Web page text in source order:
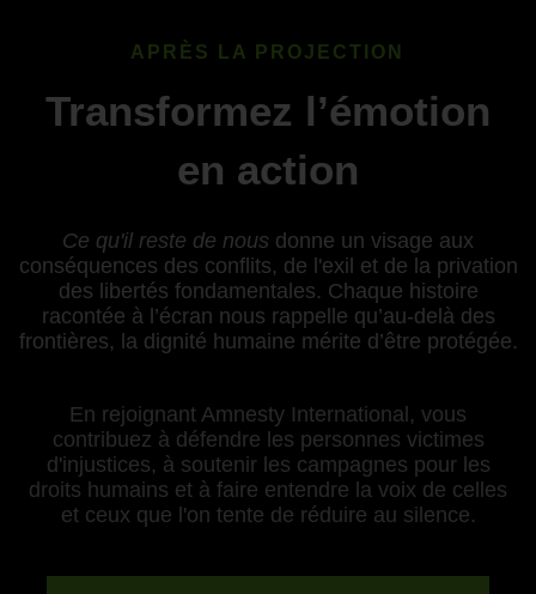
APRÈS LA PROJECTION
Transformez l’émotion
en action
Ce qu'il reste de nous donne un visage aux
conséquences des conflits, de l'exil et de la privation
des libertés fondamentales. Chaque histoire
racontée à l’écran nous rappelle qu’au-delà des
frontières, la dignité humaine mérite d’être protégée.
En rejoignant Amnesty International, vous
contribuez à défendre les personnes victimes
d'injustices, à soutenir les campagnes pour les
droits humains et à faire entendre la voix de celles
et ceux que l'on tente de réduire au silence.